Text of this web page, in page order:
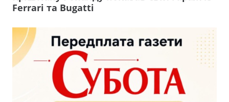
Ferrari та Bugatti